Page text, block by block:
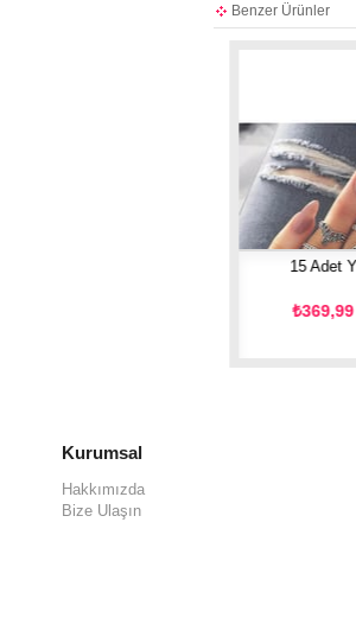
Benzer Ürünler
15 Adet
₺369,99
Kurumsal
Hakkımızda
Bize Ulaşın